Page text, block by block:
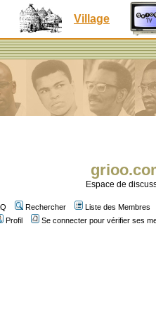
Village
Espace de
Rechercher Liste des Membres
Profil
Se connecter pour vérifier ses